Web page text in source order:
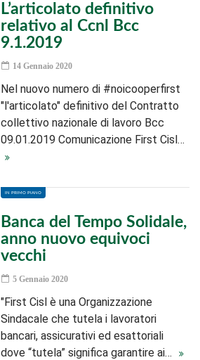
L’articolato definitivo
relativo al Ccnl Bcc
9.1.2019
14 Gennaio 2020
Nel nuovo numero di #noicooperfirst
"l'articolato" definitivo del Contratto
collettivo nazionale di lavoro Bcc
09.01.2019 Comunicazione First Cisl…
IN PRIMO PIANO
Banca del Tempo Solidale,
anno nuovo equivoci
vecchi
5 Gennaio 2020
"First Cisl è una Organizzazione
Sindacale che tutela i lavoratori
bancari, assicurativi ed esattoriali
dove “tutela” significa garantire ai…